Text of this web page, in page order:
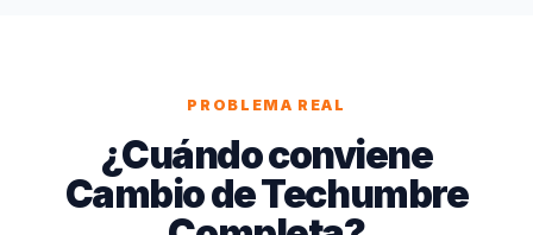
PROBLEMA REAL
¿Cuándo conviene
Cambio de Techumbre